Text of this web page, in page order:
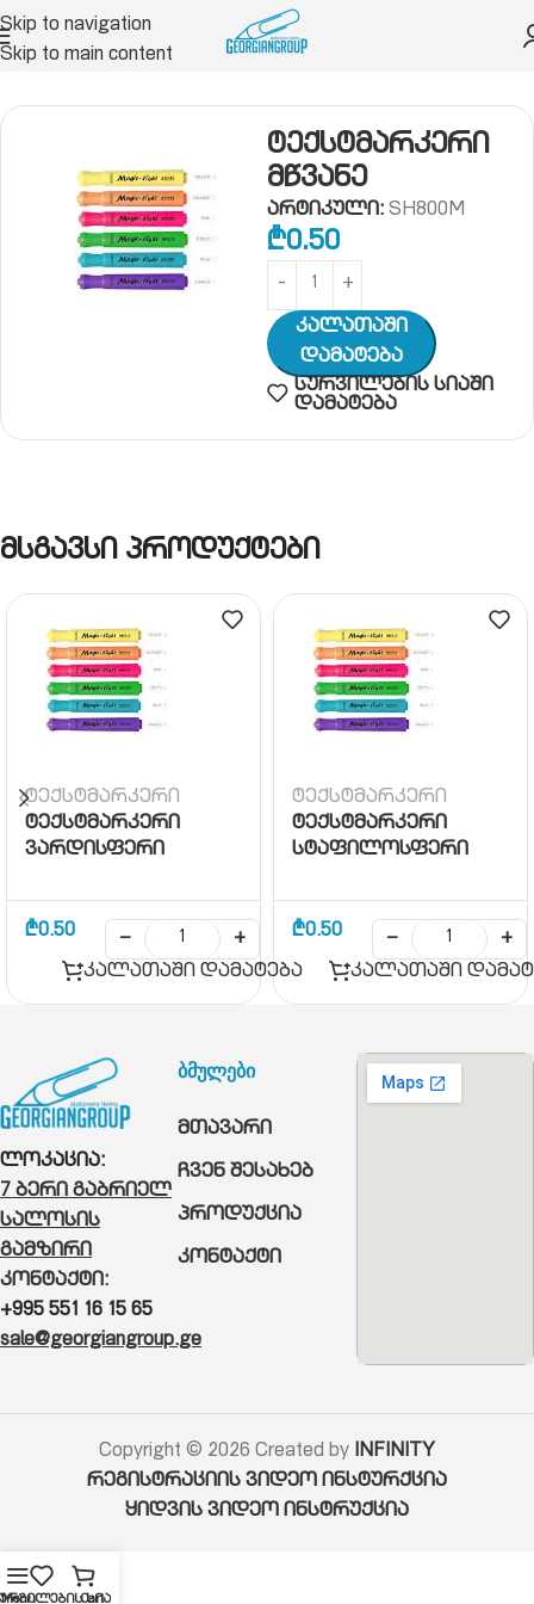
Skip to navigation
Skip to main content
საშუალებები
ტექსტმარკერი
მწვანე
არტიკული: SH800M
₾0.50
Კალათაში
Დამატება
სურვილების სიაში
დამატება
მსგავსი პროდუქტები
ტექსტმარკერი
ტექსტმარკერი
ვარდისფერი
₾0.50 −
+
კალათაში დამატება
ტექსტმარკერი
ტექსტმარკერი
სტაფილოსფერი
₾0.50 −
+
კალათაში
ლოკაცია:
7 ბერი გაბრიელ
სალოსის
გამზირი
კონტაქტი:
+995 551 16 15 65
sale@georgiangroup.ge
ბმულები
მთავარი
ჩვენ შესახებ
პროდუქცია
კონტაქტი
Copyright © 2026 Created by INFINITY
რეგისტრაციის ვიდეო ინსტურქცია
ყიდვის ვიდეო ინსტრუქცია
Menu სია
Cart